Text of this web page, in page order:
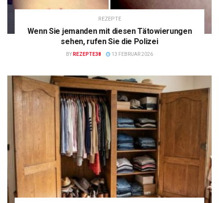
REZEPTE
Wenn Sie jemanden mit diesen Tätowierungen
sehen, rufen Sie die Polizei
BY REZEPTE38 13 FEBRUAR 2026